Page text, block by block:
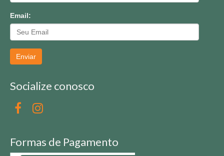
Email:
Enviar
Socialize conosco
Formas de Pagamento